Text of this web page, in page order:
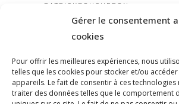
Gérer le consentement
cookies
Pour offrir les meilleures expériences, nous
telles que les cookies pour stocker et/ou
appareils. Le fait de consentir à ces
traiter des données telles que le comportement
PATRICKBOUCHERON
PÉDAGOGIE
PEINEDEMORT
PERROS-GUIRREC